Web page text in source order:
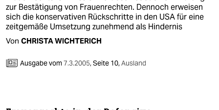
zur Bestätigung von Frauenrechten. Dennoch erweisen
sich die konservativen Rückschritte in den USA für eine
zeitgemäße Umsetzung zunehmend als Hindernis
Von CHRISTA WICHTERICH
Ausgabe vom7.3.2005,Seite 10,Ausland